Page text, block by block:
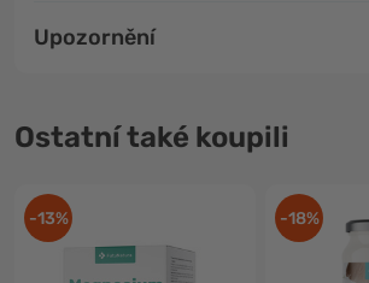
Upozornění
Ostatní také koupili
-13% -18%